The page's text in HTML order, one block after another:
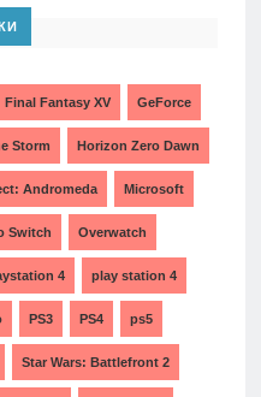
Final Fantasy XV GeForce
Storm Horizon Zero Dawn
Andromeda Microsoft
Switch Overwatch
4 play station 4
PS3 PS4 ps5
Star Wars: Battlefront 2